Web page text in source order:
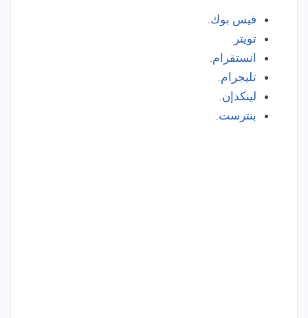
فيس بوك.
تويتر .
انستقرام.
تليجرام.
لينكدإن.
بنترست.